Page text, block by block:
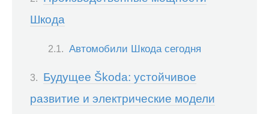
Шкода
Автомобили Шкода сегодня
Будущее Škoda: устойчивое
развитие и электрические модели